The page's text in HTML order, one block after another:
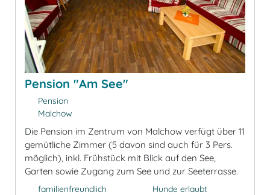
Pension "Am See"
Pension
Malchow
Die Pension im Zentrum von Malchow verfügt über 11
gemütliche Zimmer (5 davon sind auch für 3 Pers.
möglich), inkl. Frühstück mit Blick auf den See,
Garten sowie Zugang zum See und zur Seeterrasse.
familienfreundlich Hunde erlaubt